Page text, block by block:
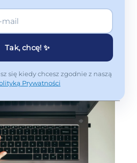
Tak, chcę! ✨
się kiedy chcesz zgodnie z naszą
Prywatności